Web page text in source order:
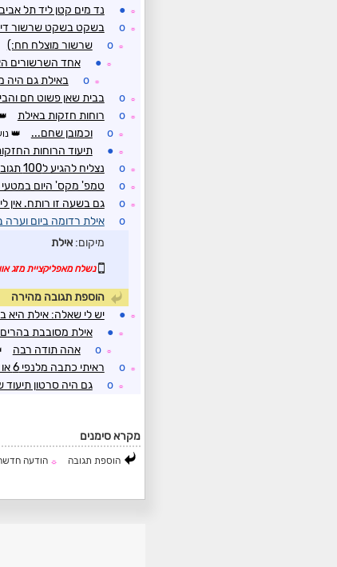
☼
● נד מים קטן ליד תל אביב
☼
o בשקט בשקט שרשור דיווחי שטח של 7 ביולי ולא
☼
o שרשור מוצלח חח:)
☼
● אחד השרשורים
☼
o באילת גם היה
☼
o בבית שאן פשוט חם והביל 29.1 מע' עם 68%
☼
o רוחות חזקות באילת
☼
o וכמובן שחם...
☼
● תיעוד הרוחות
☼
o נצליח להגיע ל100 תגובות בחודש יולי?? ועוד יום ללא גשם
☼
o טמפ' מקס' היום במטעי אלרום -
☼
o גם בשעה זו רותח. אין
o אילת רדומה ביום וערה
מיקום:אילת
נשלח מאפליקציית מזג
הוספת תגובה מהירה
☼
● יש לי שאלה: אילת היא
☼
● אילת מסובבת
☼
o אהה תודה רבה
☼
o ראיתי כתבה מלנפי 6 או 7 שנים שירד ברד באילת
☼
o גם היה סרטון
מקרא סימנים
הוספת תגובה ☼ הודעה